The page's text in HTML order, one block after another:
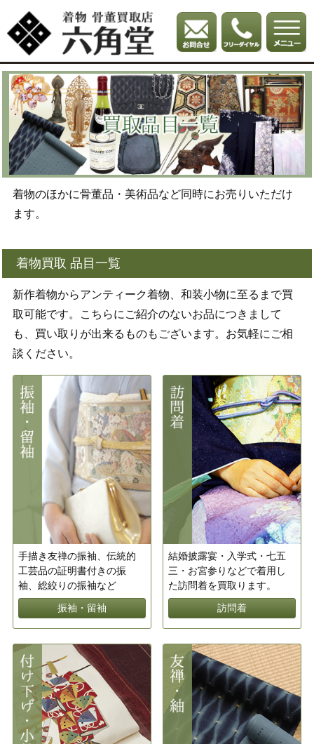
着物のほかに骨董品・美術品など同時にお売りいただけ
ます。
着物買取 品目一覧
新作着物からアンティーク着物、和装小物に至るまで買
取可能です。こちらにご紹介のないお品につきまして
も、買い取りが出来るものもございます。お気軽にご相
談ください。
手描き友禅の振袖、伝統的
工芸品の証明書付きの振
袖、総絞りの振袖など
振袖・留袖
結婚披露宴・入学式・七五
三・お宮参りなどで着用し
た訪問着を買取ります。
訪問着